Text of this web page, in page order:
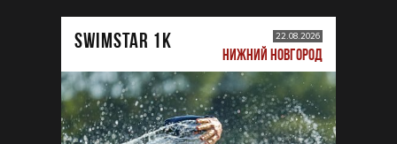
SWIMSTAR 1K 22.08.2026
НИЖНИЙ НОВГОРОД